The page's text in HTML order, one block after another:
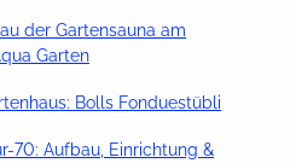
der Gartensauna am
Garten
Bolls Fonduestübli
70: Aufbau, Einrichtung &